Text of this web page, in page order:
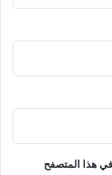
في هذا المتصفح